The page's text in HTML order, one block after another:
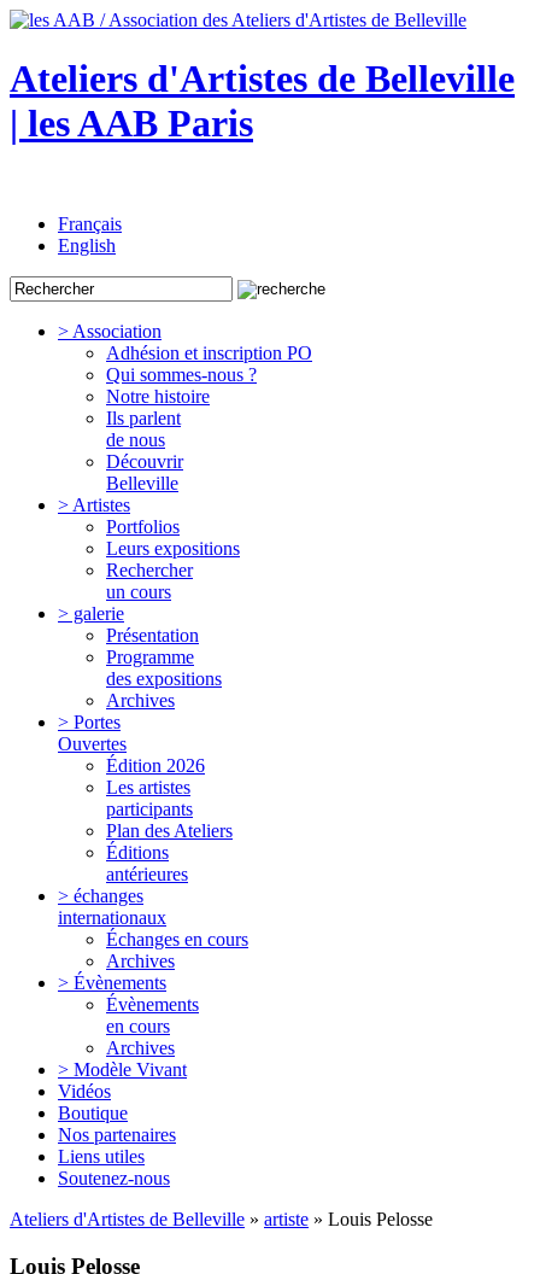
Ateliers d'Artistes de Belleville
| les AAB Paris
Français
English
> Association
Adhésion et inscription PO
Qui sommes-nous ?
Notre histoire
Ils parlent
de nous
Découvrir
Belleville
> Artistes
Portfolios
Leurs expositions
Rechercher
un cours
> galerie
Présentation
Programme
des expositions
Archives
> Portes
Ouvertes
Édition 2026
Les artistes
participants
Plan des Ateliers
Éditions
antérieures
> échanges
internationaux
Échanges en cours
Archives
> Évènements
Évènements
en cours
Archives
> Modèle Vivant
Vidéos
Boutique
Nos partenaires
Liens utiles
Soutenez-nous
Ateliers d'Artistes de Belleville » artiste » Louis Pelosse
Louis Pelosse